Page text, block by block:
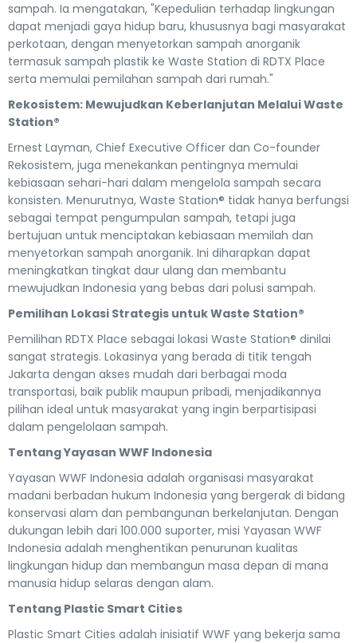
sampah. Ia mengatakan, "Kepedulian terhadap lingkungan
dapat menjadi gaya hidup baru, khususnya bagi masyarakat
perkotaan, dengan menyetorkan sampah anorganik
termasuk sampah plastik ke Waste Station di RDTX Place
serta memulai pemilahan sampah dari rumah."
Rekosistem: Mewujudkan Keberlanjutan Melalui Waste
Station®
Ernest Layman, Chief Executive Officer dan Co-founder
Rekosistem, juga menekankan pentingnya memulai
kebiasaan sehari-hari dalam mengelola sampah secara
konsisten. Menurutnya, Waste Station® tidak hanya berfungsi
sebagai tempat pengumpulan sampah, tetapi juga
bertujuan untuk menciptakan kebiasaan memilah dan
menyetorkan sampah anorganik. Ini diharapkan dapat
meningkatkan tingkat daur ulang dan membantu
mewujudkan Indonesia yang bebas dari polusi sampah.
Pemilihan Lokasi Strategis untuk Waste Station®
Pemilihan RDTX Place sebagai lokasi Waste Station® dinilai
sangat strategis. Lokasinya yang berada di titik tengah
Jakarta dengan akses mudah dari berbagai moda
transportasi, baik publik maupun pribadi, menjadikannya
pilihan ideal untuk masyarakat yang ingin berpartisipasi
dalam pengelolaan sampah.
Tentang Yayasan WWF Indonesia
Yayasan WWF Indonesia adalah organisasi masyarakat
madani berbadan hukum Indonesia yang bergerak di bidang
konservasi alam dan pembangunan berkelanjutan. Dengan
dukungan lebih dari 100.000 suporter, misi Yayasan WWF
Indonesia adalah menghentikan penurunan kualitas
lingkungan hidup dan membangun masa depan di mana
manusia hidup selaras dengan alam.
Tentang Plastic Smart Cities
Plastic Smart Cities adalah inisiatif WWF yang bekerja sama